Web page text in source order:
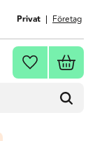
Privat Företag
Favoriter